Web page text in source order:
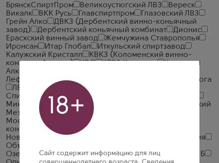
БрянскСпиртПром
Великоустюгский ЛВЗ
Вереск
Викалк
ВКК Русь Главспиртпром
Глазовский ЛВЗ
Грейн Алко
ДВКЗ (Дербентский винно-коньячный
завод)
Дербентский коньячный комбинат
Дионис
Ерасхский винный завод
Жемчужина Ставрополья
Иронсан
Итар Глобал
Иткульский спиртзавод
Калужский Кристалл
КВКЗ (Коломенский винно-
коньячный завод)
КВС КЛВЗ Кристалл
Компания
Алкогольных Напитков Алаверди
Лефортово ГК
Крымская Водочная Компания
Ладога
ЛВЗ Московский
Малиновщизненский
Спиртоводочный Завод Аквадив
Минский завод виноградных вин
ММВЗ (Московский
Межреспубликанский Винодельческий Завод)
Московский завод Кристалл
коньячный завод
Национал Алко
Новокубанское
Объединенная Водочная Компания
Объединенные Пензенские Водочные Заводы
Озерский спиртоводочный завод (ОСВЗ)
ООО ССБ
18+
Сайт содержит информацию для лиц